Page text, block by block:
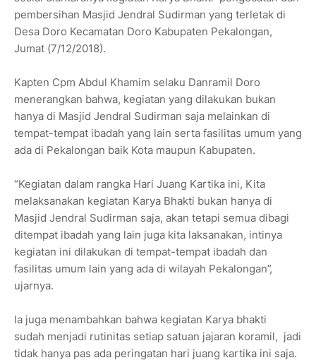
pembersihan Masjid Jendral Sudirman yang terletak di
Desa Doro Kecamatan Doro Kabupaten Pekalongan,
Jumat (7/12/2018).
Kapten Cpm Abdul Khamim selaku Danramil Doro
menerangkan bahwa, kegiatan yang dilakukan bukan
hanya di Masjid Jendral Sudirman saja melainkan di
tempat-tempat ibadah yang lain serta fasilitas umum yang
ada di Pekalongan baik Kota maupun Kabupaten.
“Kegiatan dalam rangka Hari Juang Kartika ini, Kita
melaksanakan kegiatan Karya Bhakti bukan hanya di
Masjid Jendral Sudirman saja, akan tetapi semua dibagi
ditempat ibadah yang lain juga kita laksanakan, intinya
kegiatan ini dilakukan di tempat-tempat ibadah dan
fasilitas umum lain yang ada di wilayah Pekalongan”,
ujarnya.
Ia juga menambahkan bahwa kegiatan Karya bhakti
sudah menjadi rutinitas setiap satuan jajaran koramil, jadi
tidak hanya pas ada peringatan hari juang kartika ini saja.